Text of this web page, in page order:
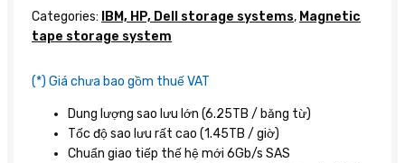
Categories: IBM, HP, Dell storage systems, Magnetic
tape storage system
(*) Giá chưa bao gồm thuế VAT
Dung lượng sao lưu lớn (6.25TB / băng từ)
Tốc độ sao lưu rất cao (1.45TB / giờ)
Chuẩn giao tiếp thế hệ mới 6Gb/s SAS